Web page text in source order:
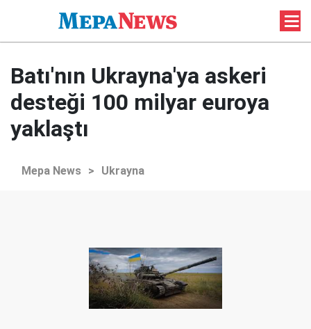
Batı'nın Ukrayna'ya askeri
desteği 100 milyar euroya
yaklaştı
Mepa News > Ukrayna